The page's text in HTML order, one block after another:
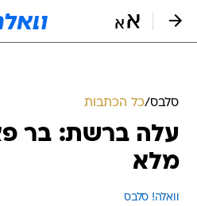
סלבס/כל הכתבות
עלה ברשת: בר
מלא
וואלה! סלבס